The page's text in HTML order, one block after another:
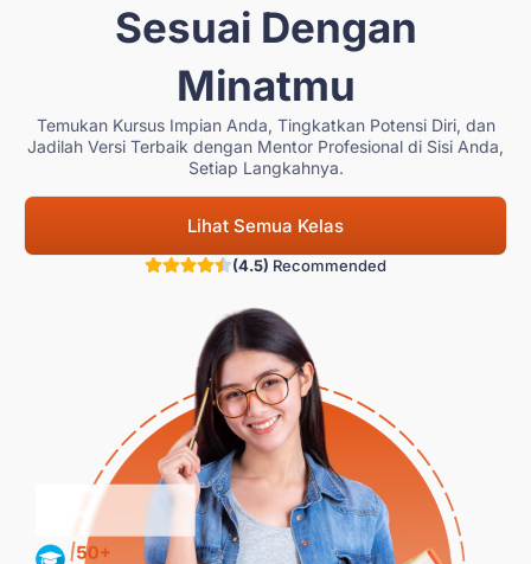
Sesuai Dengan
Minatmu
Temukan Kursus Impian Anda, Tingkatkan Potensi Diri, dan
Jadilah Versi Terbaik dengan Mentor Profesional di Sisi Anda,
Setiap Langkahnya.
Lihat Semua Kelas
(4.5) Recommended